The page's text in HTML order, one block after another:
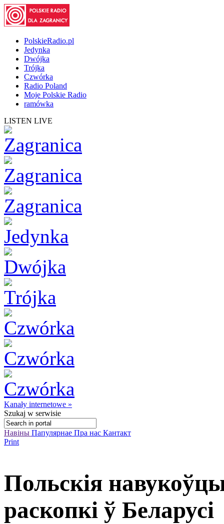
PolskieRadio.pl
Jedynka
Dwójka
Trójka
Czwórka
Radio Poland
Moje Polskie Radio
ramówka
LISTEN LIVE
Kanały internetowe »
Szukaj w serwisie
Навіны Папулярнае Пра нас Кантакт
Print
Польскія
раскопкі ў Беларусі